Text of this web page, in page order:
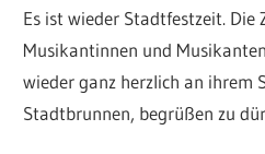
Es ist wieder Stadtfestzeit. Die
Musikantinnen und
wieder ganz herzlich an ihrem
Stadtbrunnen, begrüßen zu